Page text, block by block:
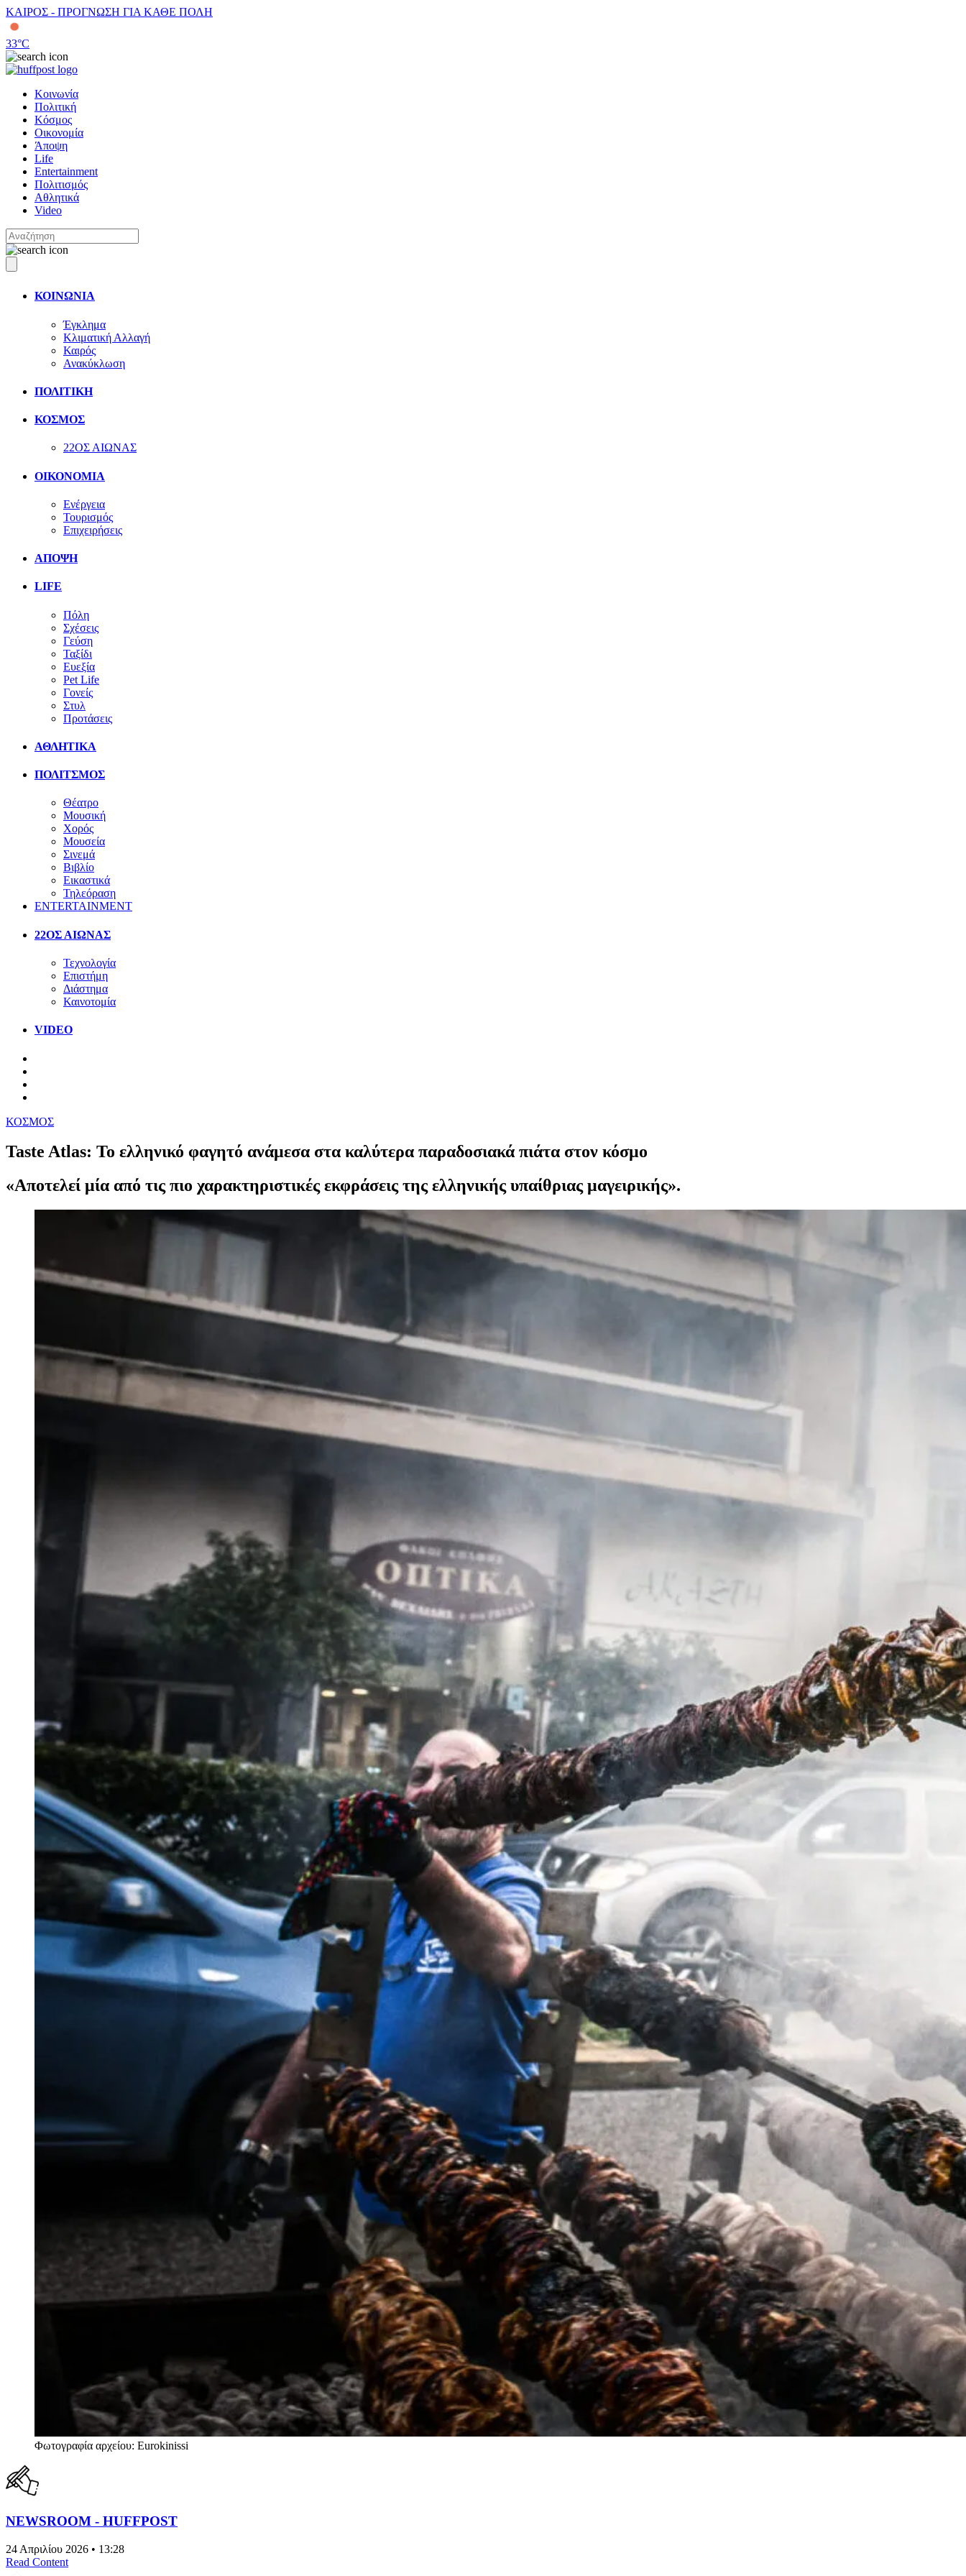
ΚΑΙΡΟΣ - ΠΡΟΓΝΩΣΗ ΓΙΑ ΚΑΘΕ ΠΟΛΗ
33°C
Κοινωνία
Πολιτική
Κόσμος
Οικονομία
Άποψη
Life
Entertainment
Πολιτισμός
Αθλητικά
Video
ΚΟΙΝΩΝΙΑ
Έγκλημα
Κλιματική Αλλαγή
Καιρός
Ανακύκλωση
ΠΟΛΙΤΙΚΗ
ΚΟΣΜΟΣ
22ΟΣ ΑΙΩΝΑΣ
ΟΙΚΟΝΟΜΙΑ
Ενέργεια
Τουρισμός
Επιχειρήσεις
ΑΠΟΨΗ
LIFE
Πόλη
Σχέσεις
Γεύση
Ταξίδι
Ευεξία
Pet Life
Γονείς
Στυλ
Προτάσεις
ΑΘΛΗΤΙΚΑ
ΠΟΛΙΤΣΜΟΣ
Θέατρο
Μουσική
Χορός
Μουσεία
Σινεμά
Βιβλίο
Εικαστικά
Τηλεόραση
ENTERTAINMENT
22ΟΣ ΑΙΩΝΑΣ
Τεχνολογία
Επιστήμη
Διάστημα
Καινοτομία
VIDEO
ΚΟΣΜΟΣ
Taste Atlas: To ελληνικό φαγητό ανάμεσα στα καλύτερα παραδοσιακά πιάτα στον κόσμο
«Αποτελεί μία από τις πιο χαρακτηριστικές εκφράσεις της ελληνικής υπαίθριας μαγειρικής».
Φωτογραφία αρχείου: Eurokinissi
NEWSROOM - HUFFPOST
24 Απριλίου 2026 • 13:28
Read Content